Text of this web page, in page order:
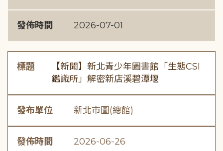
發佈時間 2026-07-01
標題
【新聞】新北青少年圖書館「生態CSI
鑑識所」解密新店溪碧潭堰
發布單位 新北市圖(總館)
發佈時間 2026-06-26